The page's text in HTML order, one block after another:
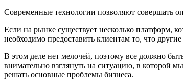
Современные технологии позволяют совершать
Если на рынке существует несколько платформ,
необходимо предоставить клиентам то, что
В этом деле нет мелочей, поэтому все должно
внимательно взглянуть на ситуацию, в которой
решать основные проблемы бизнеса.